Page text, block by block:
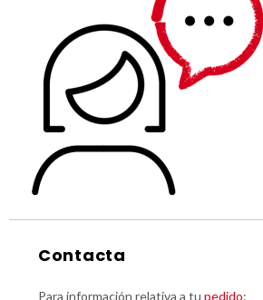
Contacta
Para información relativa a tu pedido: